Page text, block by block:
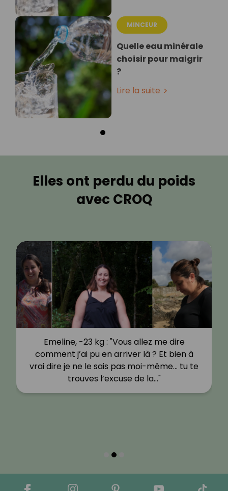
MINCEUR
Quelle eau minérale
choisir pour maigrir
?
Lire la suite
Elles ont perdu du poids
avec CROQ
Emeline, -23 kg : "Vous allez me dire
comment j’ai pu en arriver là ? Et bien à
vrai dire je ne le sais pas moi-même… tu te
trouves l’excuse de la…"